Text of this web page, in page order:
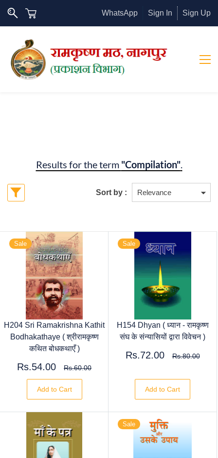
WhatsApp Sign In Sign Up
Results for the term "Compilation".
Sort by :
Sale
H204 Sri Ramakrishna Kathit
Bodhakathaye ( श्रीरामकृष्ण
कथित बोधकथाएँ )
Rs.54.00 Rs.60.00
Add to Cart
Sale
H154 Dhyan ( ध्यान - रामकृष्ण
संघ के संन्यासियों द्वारा विवेचन )
Rs.72.00 Rs.80.00
Add to Cart
Sale